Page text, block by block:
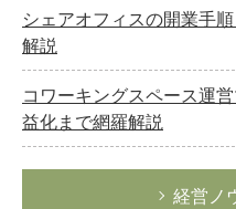
シェアオフィスの開業手
解説
コワーキングスペース運
益化まで網羅解説
経営ノ